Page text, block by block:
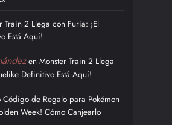
Train 2 Llega con Furia: ¡El
Está Aquí!
enMonster Train 2 Llega
Definitivo Está Aquí!
Código de Regalo para Pokémon
Week! Cómo Canjearlo